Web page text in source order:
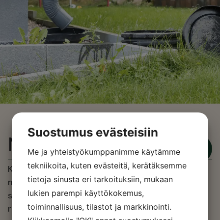
Märkätilakartoitus tarjous
Kosteuskartoituksilla tai
märkätilakartoituksilla
selvitetään ensin pintoja
rikkomattomin
Yhä useammin halutaan
uudessakin taloyhtiössä
tarkastuttaa kaikkien
kosteiden tilojen tilanne
vaikkapa ennen
Suostumus evästeisiin
Me ja yhteistyökumppanimme käytämme
tekniikoita, kuten evästeitä, kerätäksemme
tietoja sinusta eri tarkoituksiin, mukaan
lukien parempi käyttökokemus,
toiminnallisuus, tilastot ja markkinointi.